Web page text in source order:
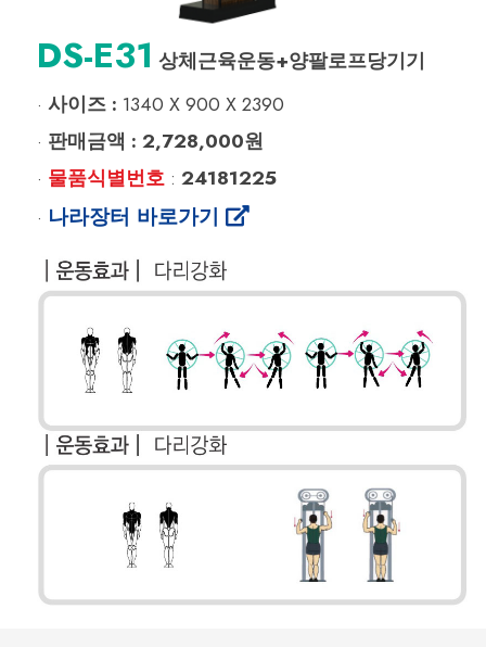
DS-E31 상체근육운동+양팔로프당기기
· 사이즈 : 1340 X 900 X 2390
· 판매금액 : 2,728,000원
· 물품식별번호 : 24181225
· 나라장터 바로가기